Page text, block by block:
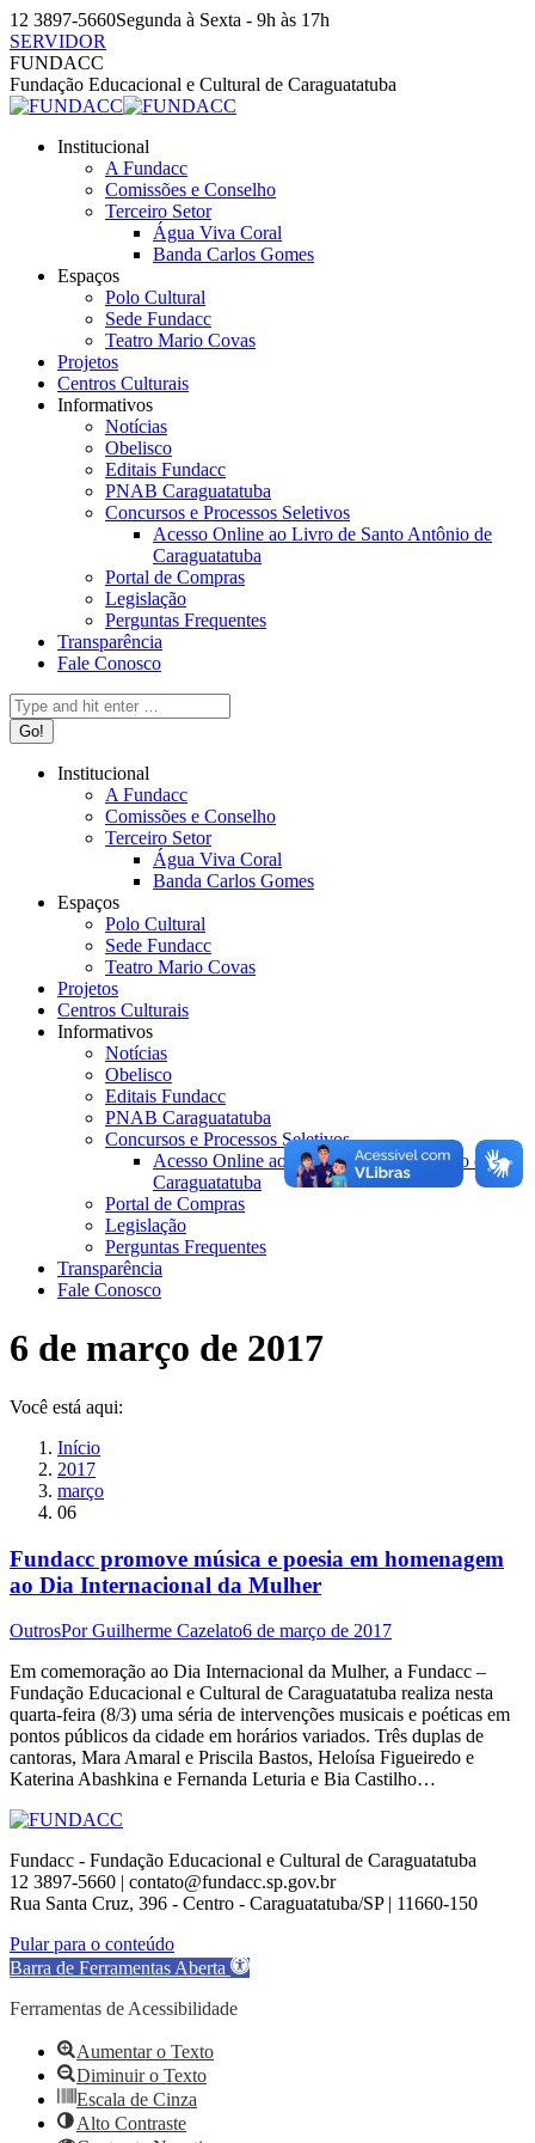
Pular
para
o
conteúdo
12 3897-5660Segunda à Sexta - 9h às 17h
SERVIDOR
Facebook
page
opens
new
Instagram
page
opens
new
YouTube
page
opens
new
FUNDACC
Fundação Educacional e Cultural de Caraguatatuba
Institucional
A Fundacc
Comissões e Conselho
Terceiro Setor
Água Viva Coral
Banda Carlos Gomes
Espaços
Polo Cultural
Sede Fundacc
Teatro Mario Covas
Projetos
Centros Culturais
Informativos
Notícias
Obelisco
Editais Fundacc
PNAB Caraguatatuba
Concursos e Processos Seletivos
Acesso Online ao Livro de Santo Antônio de
Caraguatatuba
Portal de Compras
Legislação
Perguntas Frequentes
Transparência
Fale Conosco
Search:
Institucional
A Fundacc
Comissões e Conselho
Terceiro Setor
Água Viva Coral
Banda Carlos Gomes
Espaços
Polo Cultural
Sede Fundacc
Teatro Mario Covas
Projetos
Centros Culturais
Informativos
Notícias
Obelisco
Editais Fundacc
PNAB Caraguatatuba
Concursos e Processos Seletivos
Acesso Online ao Livro de Santo Antônio de
Caraguatatuba
Portal de Compras
Legislação
Perguntas Frequentes
Transparência
Fale Conosco
6 de março de 2017
Você está aqui:
Início
2017
março
06
Fundacc promove música e poesia em homenagem
ao Dia Internacional da Mulher
OutrosPorGuilherme Cazelato6 de março de 2017
Em comemoração ao Dia Internacional da Mulher, a Fundacc –
Fundação Educacional e Cultural de Caraguatatuba realiza nesta
quarta-feira (8/3) uma séria de intervenções musicais e poéticas em
pontos públicos da cidade em horários variados. Três duplas de
cantoras, Mara Amaral e Priscila Bastos, Heloísa Figueiredo e
Katerina Abashkina e Fernanda Leturia e Bia Castilho…
Fundacc - Fundação Educacional e Cultural de Caraguatatuba
12 3897-5660 | contato@fundacc.sp.gov.br
Rua Santa Cruz, 396 - Centro - Caraguatatuba/SP | 11660-150
Go
to
Pular para o conteúdo
Barra de Ferramentas Aberta
Ferramentas de Acessibilidade
Aumentar o Texto
Diminuir o Texto
Escala de Cinza
Alto Contraste